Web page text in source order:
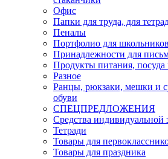
Офис
Папки для труда, для
Пеналы
Портфолио для
Принадлежности для
Продукты питания, посуда
Разное
Ранцы, рюкзаки, мешки и
обуви
СПЕЦПРЕДЛОЖЕНИЯ
Средства индивидуальной
Тетради
Товары для
Товары для праздника